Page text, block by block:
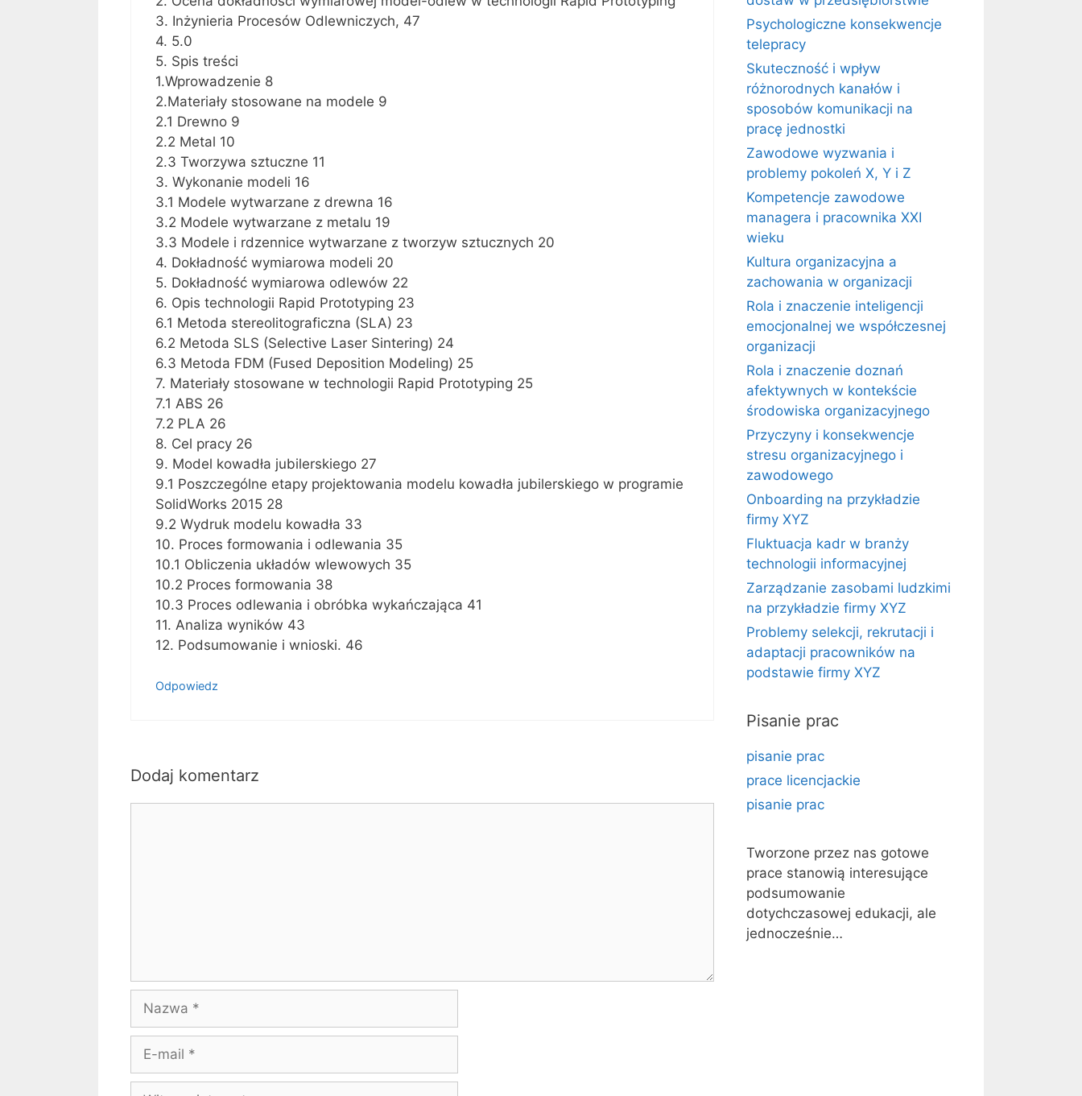
3. Inżynieria Procesów Odlewniczych, 47
4. 5.0
5. Spis treści
1.Wprowadzenie 8
2.Materiały stosowane na modele 9
2.1 Drewno 9
2.2 Metal 10
2.3 Tworzywa sztuczne 11
3. Wykonanie modeli 16
3.1 Modele wytwarzane z drewna 16
3.2 Modele wytwarzane z metalu 19
3.3 Modele i rdzennice wytwarzane z tworzyw sztucznych 20
4. Dokładność wymiarowa modeli 20
5. Dokładność wymiarowa odlewów 22
6. Opis technologii Rapid Prototyping 23
6.1 Metoda stereolitograficzna (SLA) 23
6.2 Metoda SLS (Selective Laser Sintering) 24
6.3 Metoda FDM (Fused Deposition Modeling) 25
7. Materiały stosowane w technologii Rapid Prototyping 25
7.1 ABS 26
7.2 PLA 26
8. Cel pracy 26
9. Model kowadła jubilerskiego 27
9.1 Poszczególne etapy projektowania modelu kowadła jubilerskiego w programie
SolidWorks 2015 28
9.2 Wydruk modelu kowadła 33
10. Proces formowania i odlewania 35
10.1 Obliczenia układów wlewowych 35
10.2 Proces formowania 38
10.3 Proces odlewania i obróbka wykańczająca 41
11. Analiza wyników 43
12. Podsumowanie i wnioski. 46
Odpowiedz
Dodaj komentarz
mail
Psychologiczne konsekwencje
telepracy
Skuteczność i wpływ
różnorodnych kanałów i
sposobów komunikacji na
pracę jednostki
Zawodowe wyzwania i
problemy pokoleń X, Y i Z
Kompetencje zawodowe
managera i pracownika XXI
wieku
Kultura organizacyjna a
zachowania w organizacji
Rola i znaczenie inteligencji
emocjonalnej we współczesnej
organizacji
Rola i znaczenie doznań
afektywnych w kontekście
środowiska organizacyjnego
Przyczyny i konsekwencje
stresu organizacyjnego i
zawodowego
Onboarding na przykładzie
firmy XYZ
Fluktuacja kadr w branży
technologii informacyjnej
Zarządzanie zasobami ludzkimi
na przykładzie firmy XYZ
Problemy selekcji, rekrutacji i
adaptacji pracowników na
podstawie firmy XYZ
Pisanie prac
pisanie prac
prace licencjackie
pisanie prac
Tworzone przez nas gotowe
prace stanowią interesujące
podsumowanie
dotychczasowej edukacji, ale
jednocześnie…